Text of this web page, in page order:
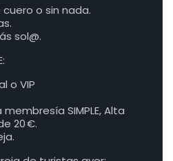
cuero o sin nada.
sol@.
o VIP
SIMPLE, Alta
20 €.